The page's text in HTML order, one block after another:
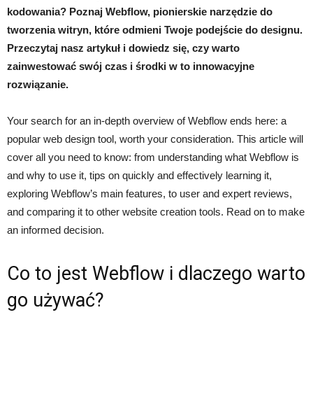
kodowania? Poznaj Webflow, pionierskie narzędzie do
tworzenia witryn, które odmieni Twoje podejście do designu.
Przeczytaj nasz artykuł i dowiedz się, czy warto
zainwestować swój czas i środki w to innowacyjne
rozwiązanie.
Your search for an in-depth overview of Webflow ends here: a
popular web design tool, worth your consideration. This article will
cover all you need to know: from understanding what Webflow is
and why to use it, tips on quickly and effectively learning it,
exploring Webflow’s main features, to user and expert reviews,
and comparing it to other website creation tools. Read on to make
an informed decision.
Co to jest Webflow i dlaczego warto
go używać?